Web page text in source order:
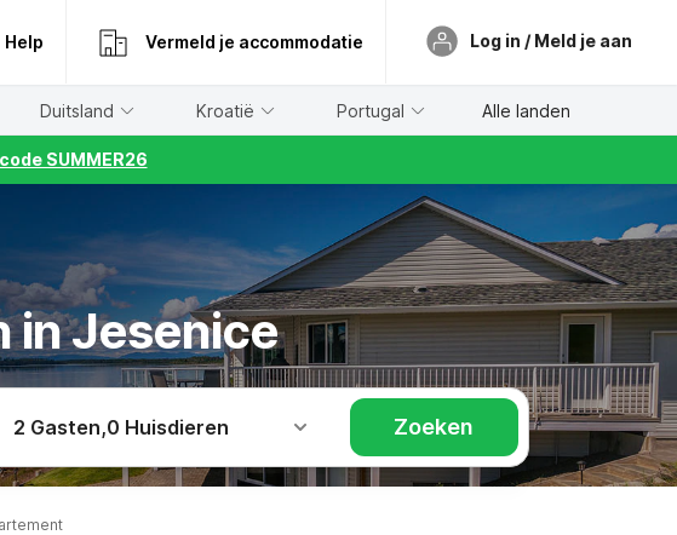
Help Vermeld je accommodatie Log in / Meld je aan
Duitsland Kroatië Portugal Alle landen
SUMMER26
in Jesenice
2 Gasten,0 Huisdieren Zoeken